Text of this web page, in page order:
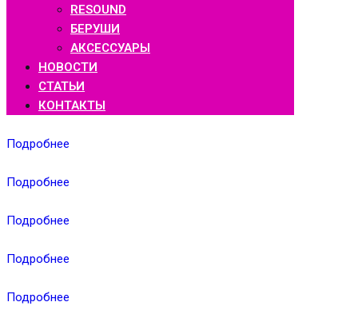
RESOUND
БЕРУШИ
АКСЕССУАРЫ
НОВОСТИ
СТАТЬИ
КОНТАКТЫ
Подробнее
Подробнее
Подробнее
Подробнее
Подробнее